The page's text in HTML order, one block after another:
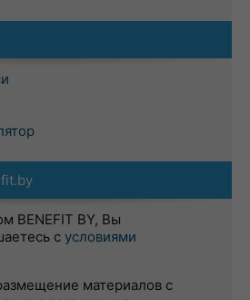
BENEFIT BY, Вы
с условиями
материалов с